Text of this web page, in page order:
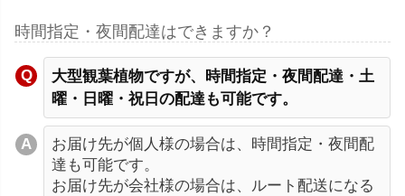
時間指定・夜間配達はできますか？
大型観葉植物ですが、時間指定・夜間配達・土
曜・日曜・祝日の配達も可能です。
お届け先が個人様の場合は、時間指定・夜間配
達も可能です。
お届け先が会社様の場合は、ルート配送になる